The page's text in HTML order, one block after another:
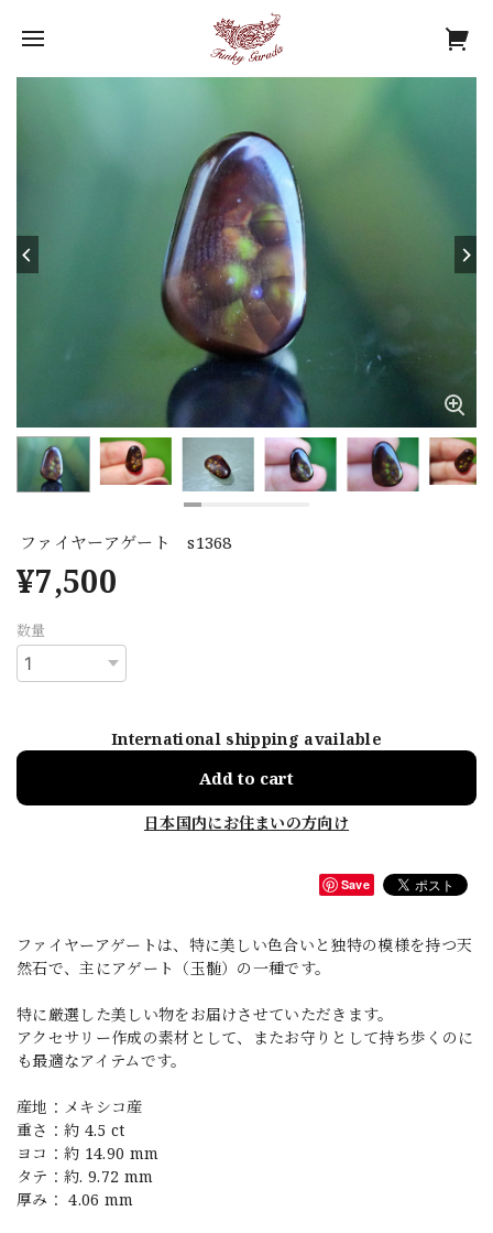
ファイヤーアゲート s1368
¥7,500
数量
International shipping available
Add to cart
日本国内にお住まいの方向け
Save
ファイヤーアゲートは、特に美しい色合いと独特の模様を持つ天
然石で、主にアゲート（玉髄）の一種です。
特に厳選した美しい物をお届けさせていただきます。
アクセサリー作成の素材として、またお守りとして持ち歩くのに
も最適なアイテムです。
産地：メキシコ産
重さ：約 4.5 ct
ヨコ：約 14.90 mm
タテ：約. 9.72 mm
厚み： 4.06 mm